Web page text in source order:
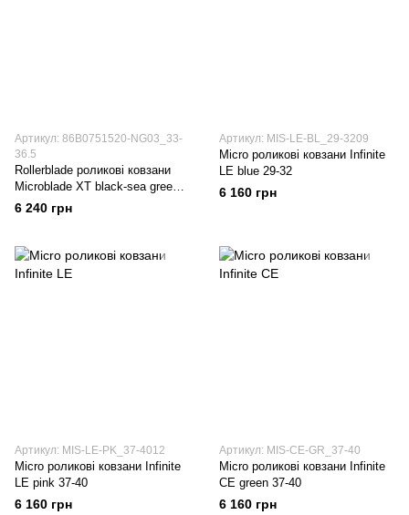
Артикул: 86B0751520-NG03_33-
36.5
Rollerblade роликові ковзани
Microblade XT black-sea green
33-36.5
6 240 грн
Артикул: MIS-LE-BL_29-3209
Micro роликові ковзани Infinite
LE blue 29-32
6 160 грн
Артикул: MIS-LE-PK_37-4012
Micro роликові ковзани Infinite
LE pink 37-40
6 160 грн
Артикул: MIS-CE-GR_37-40
Micro роликові ковзани Infinite
CE green 37-40
6 160 грн